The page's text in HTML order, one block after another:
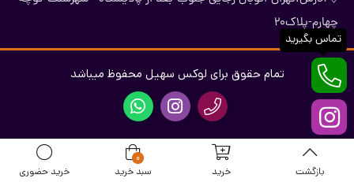
چهارم-پلاک20
تمام حقوق برای لوکس سهیل محفوظ میباشد
بازگشت خرید
0
سبد خرید خرید حضوری
تماس بگیرید